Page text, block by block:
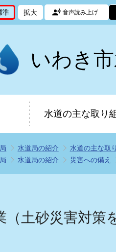
イ
準
に
文
拡大
に
音声読み上げ
いわき
水道の主な取り
水道局の紹介 水道の主な取
水道局の紹介 災害への備え
土砂災害対策